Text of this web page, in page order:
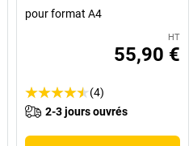
pour format A4
HT
55,90 €
(4)
2-3 jours ouvrés